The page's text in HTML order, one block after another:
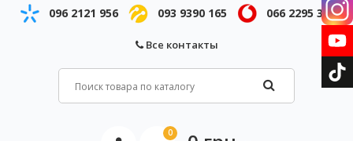
096 2121 956 093 9390 165 066 2295 343
Все контакты
0